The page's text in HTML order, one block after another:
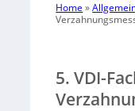
Home »
5. VDI-